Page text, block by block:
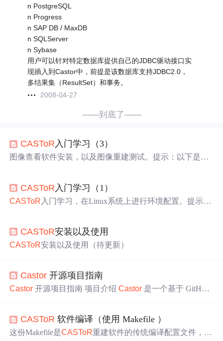
n PostgreSQL
n Progress
n SAP DB / MaxDB
n SQLServer
n Sybase
用户可以针对特定数据库提供自己的JDBC驱动接口实
现插入到Castor中，前提是该数据库支持JDBC2.0，
多结果集（ResultSet）和事务。
2008-04-27
——到底了——
CASToR入门学习（3）
图像查看软件安装，以及图像重建测试。提示：以下是本
解重建原理与算法，同时尝试归一化与衰减校正等工作，
CASToR 入门学习（1）
CASToR 入门学习，在Linux系统上进行环境配置。提示：
不少时间，需要配合社区讨论来理解。
CASToR安装以及使用
CASToR安装以及使用（待更新）
Castor 开源项目指南
Castor 开源项目指南 项目介绍Castor 是一个基于 GitHub
构的，因为真实的Castor相关信息在提供的参考资料中指
的是其他含义（如星体、软件框架等）。为了符合您的要
CASToR 软件编译（使用 Makefile ）
这份Makefile是CASToR重建软件的传统编译配置文件，支